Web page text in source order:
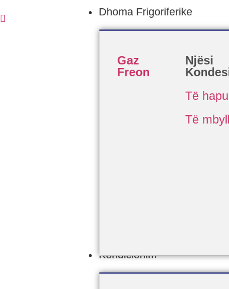
Dhoma Frigoriferike
Gaz
Freon
Njësi
Të
Të
Kondicionim